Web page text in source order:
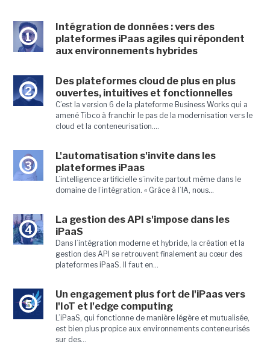
1
Intégration de données : vers des
plateformes iPaas agiles qui répondent
aux environnements hybrides
2
Des plateformes cloud de plus en plus
ouvertes, intuitives et fonctionnelles
C’est la version 6 de la plateforme Business Works qui a
amené Tibco à franchir le pas de la modernisation vers le
cloud et la conteneurisation....
3
L'automatisation s'invite dans les
plateformes iPaas
L’intelligence artificielle s’invite partout même dans le
domaine de l’intégration. « Grâce à l’IA, nous...
4
La gestion des API s'impose dans les
iPaaS
Dans l’intégration moderne et hybride, la création et la
gestion des API se retrouvent finalement au cœur des
plateformes iPaaS. Il faut en...
5
Un engagement plus fort de l'iPaas vers
l'IoT et l'edge computing
L’iPaaS, qui fonctionne de manière légère et mutualisée,
est bien plus propice aux environnements conteneurisés
sur des...